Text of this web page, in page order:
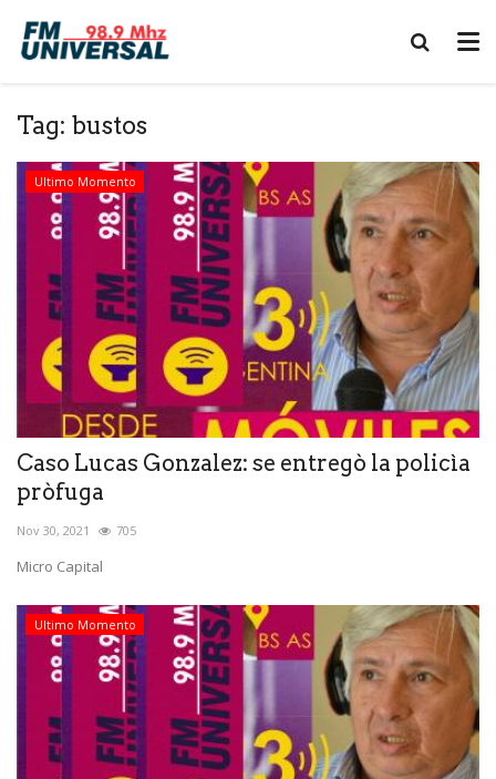
Tag: bustos
Ultimo Momento
Caso Lucas Gonzalez: se entregò la policìa
pròfuga
Nov 30, 2021 705
Micro Capital
Ultimo Momento